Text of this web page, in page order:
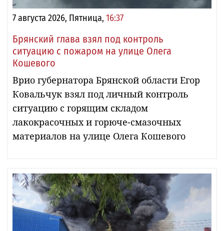
7 августа 2026, Пятница, 16:37
Брянский глава взял под контроль
ситуацию с пожаром на улице Олега
Кошевого
Врио губернатора Брянской области Егор
Ковальчук взял под личный контроль
ситуацию с горящим складом
лакокрасочных и горюче-смазочных
материалов на улице Олега Кошевого